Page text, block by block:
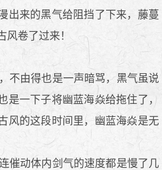
出来的黑气给阻挡了下来，藤蔓
风卷了过来！
不由得也是一声暗骂，黑气虽说
是一下子将幽蓝海焱给拖住了，
风的这段时间里，幽蓝海焱是无
催动体内剑气的速度都是慢了几